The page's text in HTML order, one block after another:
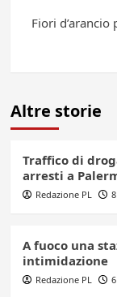
Fiori d’arancio
Altre storie
Traffico di
arresti a
Redazione PL
A fuoco una
intimidazione
Redazione PL